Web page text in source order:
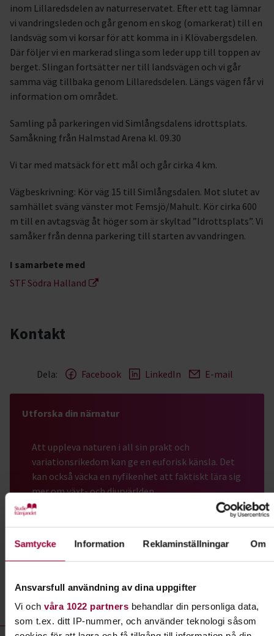
Samtycke Information Reklaminställningar Om
Ansvarsfull användning av dina uppgifter
Vi och våra 1022 partnersbehandlar din personliga data,
som t.ex. ditt IP-nummer, och använder teknologi såsom
inom Lillaredsdelen av naturreservatet. Efter ett tag lämnar
vi vandringsleden och går genom en skog (omarkerat) till en
landsväg som vi korsar för att komma in i Klövabergsdelen.
Där följer vi en markerad slinga som leder upp till toppen av
berget. Slingan fortsätter ner till landsvägen och vi går
samma väg tillbaka genom Lillaredsdelen. Längs vägen får vi
information om området.
Samling på parkeringen vid Simlångsdalens idrottsplats.
Samåkning från Halmstad Arena kl. 09.30
Vi tar med matsäck för ett mål och går cirka 4 km.
Vägbeskrivning: Kör väg 15 till Simlångsdalen. Mot slutet av
samhället sväng vänster mot Femsjö/Mahult. Kör cirka 600
m till en avtagsväg åt höger som är skyltad ”Idrottsplats”. Vi
samåker från denna parkering till starten av vandringen.
I samarbete med
STF Södra Halland
Kontakt
Dela: Facebook LinkedIn E-mail
Utforska din närnatur
Att uppleva naturen i all sin prakt och
variationsrikedom kan ge en euforisk känsla. Det
kan också väcka en nyfikenhet att faktiskt lära sig
mer om växt- och djurvärlden.
Läs mer om ämnet
Liknande kurser inomNärnatur
Hallands län
Närnatur- kurser, studiecirklar & evenemang (6 rader)